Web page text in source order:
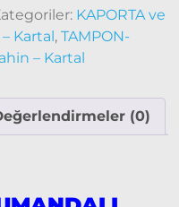
KAPORTA ve
Kartal , TAMPON-
– Kartal
(0)